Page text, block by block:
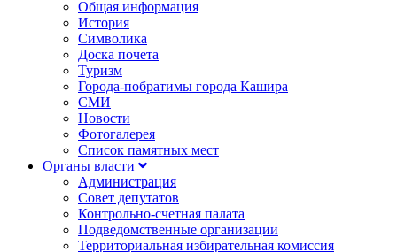
Общая информация
История
Символика
Доска почета
Туризм
Города-побратимы города Кашира
СМИ
Новости
Фотогалерея
Список памятных мест
Органы власти
Администрация
Совет депутатов
Контрольно-счетная палата
Подведомственные организации
Территориальная избирательная комиссия